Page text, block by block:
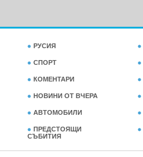
РУСИЯ
СПОРТ
КОМЕНТАРИ
НОВИНИ ОТ ВЧЕРА
АВТОМОБИЛИ
ПРЕДСТОЯЩИ
СЪБИТИЯ